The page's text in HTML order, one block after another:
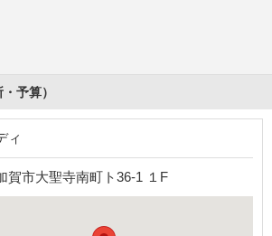
予算）
ィ
賀市大聖寺南町ト36-1 １F